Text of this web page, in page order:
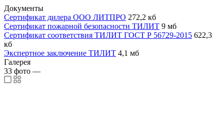
Документы
Сертификат дилера ООО ЛИТПРО 272,2 кб
Сертификат пожарной безопасности ТИЛИТ 9 мб
Сертификат соответствия ТИЛИТ ГОСТ Р 56729-2015 622,3
кб
Экспертное заключение ТИЛИТ 4,1 мб
Галерея
33 фото —